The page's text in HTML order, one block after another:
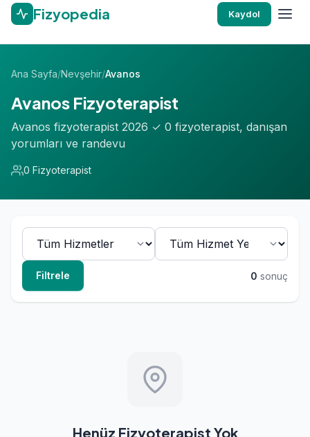
Fizyopedia Kaydol
Ana Sayfa/Nevşehir/Avanos
Avanos Fizyoterapist
Avanos fizyoterapist 2026 ✓ 0 fizyoterapist, danışan
yorumları ve randevu
0 Fizyoterapist
Filtrele 0 sonuç
Henüz Fizyoterapist Yok